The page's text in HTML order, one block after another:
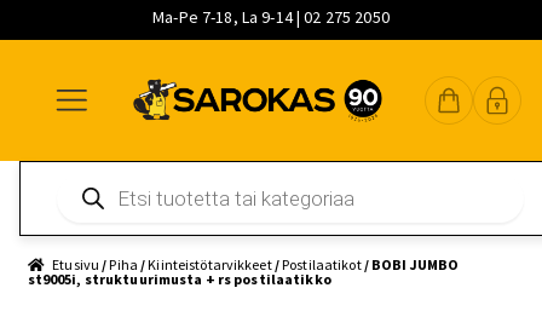
Ma-Pe 7-18, La 9-14 | 02 275 2050
navigointiin
sisältöön
pääsisältöön
search
Etusivu /Piha /Kiinteistötarvikkeet/Postilaatikot/ BOBI JUMBO
st9005i, struktuurimusta + rs postilaatikko